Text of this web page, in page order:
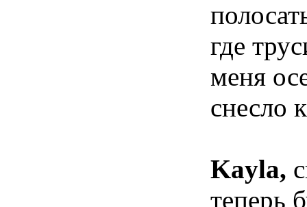
где
меня
снесло
Kayla,
теперь